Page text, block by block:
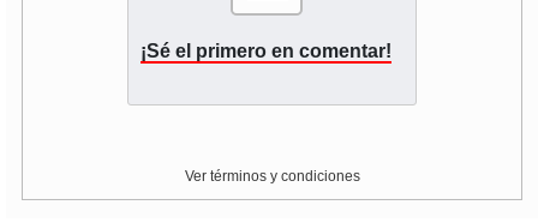
¡Sé el primero en comentar!
Ver términos y condiciones